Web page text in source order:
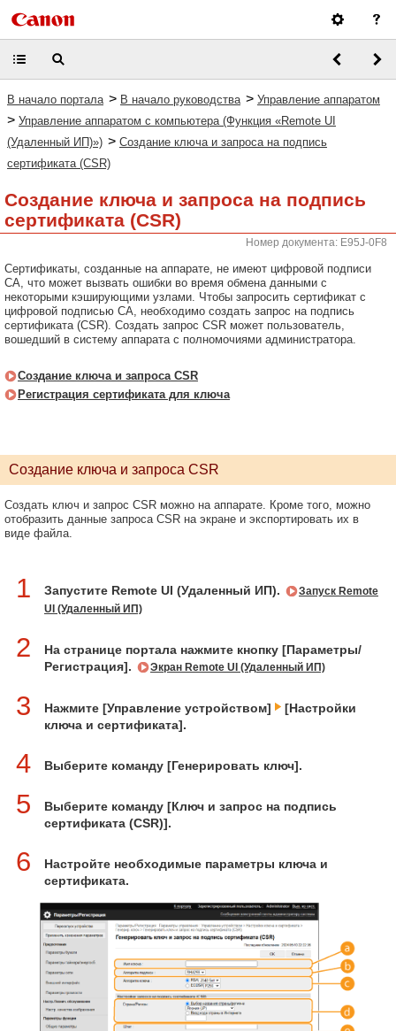
В начало портала > В начало руководства > Управление аппаратом
> Управление аппаратом с компьютера (Функция «Remote UI
(Удаленный ИП)») > Создание ключа и запроса на подпись
сертификата (CSR)
Создание ключа и запроса на подпись
сертификата (CSR)
Номер документа: E95J-0F8
Сертификаты, созданные на аппарате, не имеют цифровой подписи
CA, что может вызвать ошибки во время обмена данными с
некоторыми кэширующими узлами. Чтобы запросить сертификат с
цифровой подписью CA, необходимо создать запрос на подпись
сертификата (CSR). Создать запрос CSR может пользователь,
вошедший в систему аппарата с полномочиями администратора.
Создание ключа и запроса CSR
Регистрация сертификата для ключа
Создание ключа и запроса CSR
Создать ключ и запрос CSR можно на аппарате. Кроме того, можно
отобразить данные запроса CSR на экране и экспортировать их в
виде файла.
1 Запустите Remote UI (Удаленный ИП).
Запуск Remote
UI (Удаленный ИП)
2
На странице портала нажмите кнопку [Параметры/
Регистрация].
Экран Remote UI (Удаленный ИП)
3 Нажмите [Управление устройством]
[Настройки
ключа и сертификата].
4 Выберите команду [Генерировать ключ].
5
Выберите команду [Ключ и запрос на подпись
сертификата (CSR)].
6
Настройте необходимые параметры ключа и
сертификата.